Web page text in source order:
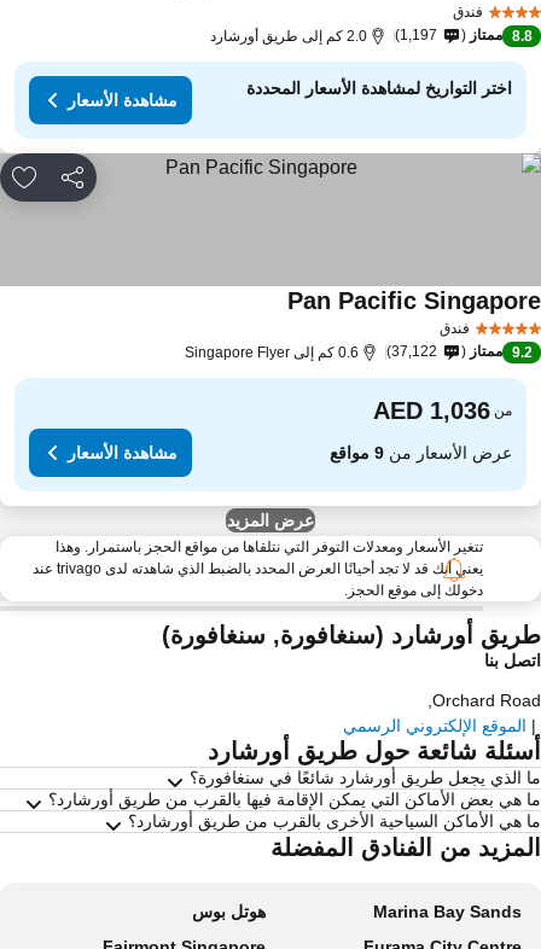
فندق
8.8 ممتاز 1,197 2.0 كم إلى طريق أورشارد
اختر التواريخ لمشاهدة الأسعار المحددة
مشاهدة الأسعار
مشاركة
فندق
Pan Pacific
9.2 ممتاز 37,122 0.6 كم إلى Singapore Flyer
من
عرض الأسعار من9 مواقع مشاهدة الأسعار
عرض المزيد
تتغير الأسعار ومعدلات التوفر التي نتلقاها من مواقع الحجز باستمرار. وهذا
يعني أنك قد لا تجد أحيانًا العرض المحدد بالضبط الذي شاهدته لدى trivago عند
دخولك إلى موقع الحجز.
أورشارد (سنغافورة, سنغافورة)
بنا
Orchard
,
الموقع الإلكتروني الرسمي
شائعة حول طريق أورشارد
الذي يجعل طريق أورشارد شائعًا في سنغافورة؟
هي بعض الأماكن التي يمكن الإقامة فيها بالقرب من طريق أورشارد؟
هي الأماكن السياحية الأخرى بالقرب من طريق أورشارد؟
من الفنادق المفضلة
Marina Bay Sands
هوتل بوس